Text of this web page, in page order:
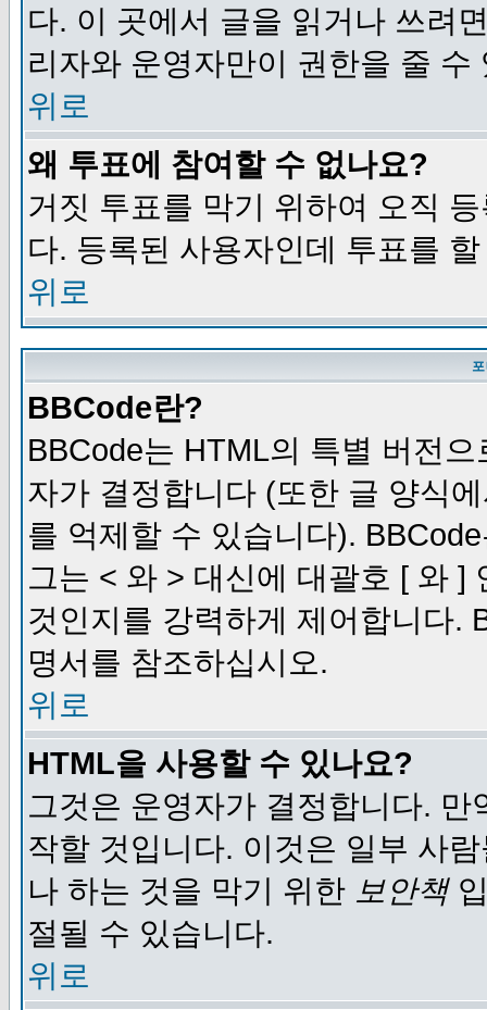
다. 이 곳에서 글을 읽거나 쓰려
리자와 운영자만이 권한을 줄
위로
왜 투표에 참여할 수 없나요?
거짓 투표를 막기 위하여 오직
다. 등록된 사용자인데 투표를
위로
BBCode란?
BBCode는 HTML의 특별 버전
자가 결정합니다 (또한 글 양식
를 억제할 수 있습니다).
그는 < 와 > 대신에 대괄호 [ 와 ]
것인지를 강력하게 제어합니다.
명서를 참조하십시오.
위로
HTML을 사용할 수 있나요?
그것은 운영자가 결정합니다.
작할 것입니다. 이것은 일부 사
나 하는 것을 막기 위한 보안책
절될 수 있습니다.
위로